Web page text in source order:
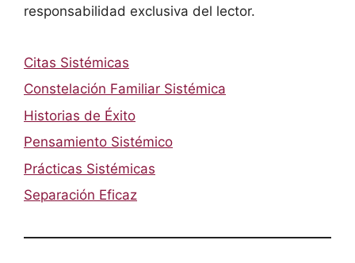
responsabilidad exclusiva del lector.
Citas Sistémicas
Constelación Familiar Sistémica
Historias de Éxito
Pensamiento Sistémico
Prácticas Sistémicas
Separación Eficaz